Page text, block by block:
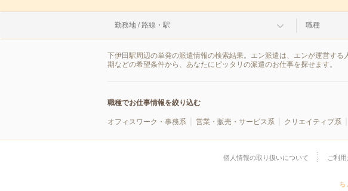
勤務地 / 路線・駅 職種
下伊田駅周辺の単発の派遣情報の検索結果。エン派遣は、エンが運営す
期などの希望条件から、あなたにピッタリの派遣のお仕事を探せます。
職種でお仕事情報を絞り込む
オフィスワーク・事務系 営業・販売・サービス系 クリエイティブ系
個人情報の取り扱いについて ご利
ち